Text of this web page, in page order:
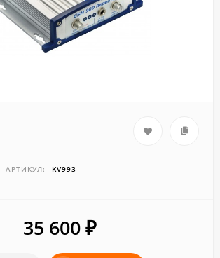
АРТИКУЛ: KV993
35 600 ₽